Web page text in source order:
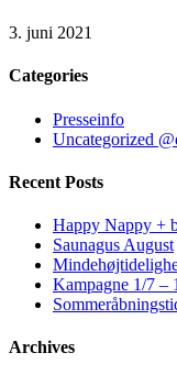
3. juni 2021
Categories
Presseinfo
Uncategorized
Recent Posts
Happy Nappy +
Saunagus August
Kampagne 1/7 –
Archives